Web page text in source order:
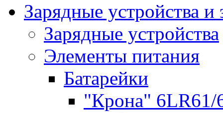
Зарядные устройства
Зарядные устройства
Элементы питания
Батарейки
"Крона" 6LR61/